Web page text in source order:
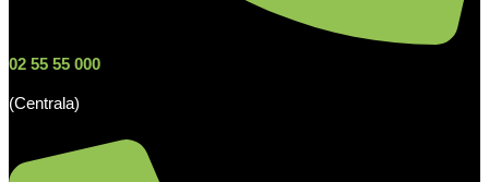
02 55 55 000
(Centrala)